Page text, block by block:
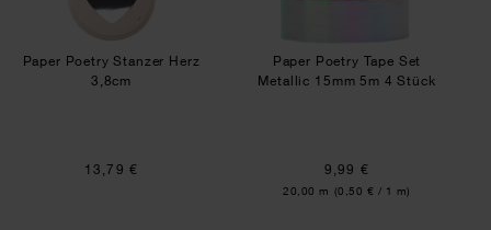
Paper Poetry Stanzer Herz
3,8cm
13,79 €
Paper Poetry Tape Set
Metallic 15mm 5m 4 Stück
9,99 €
Inhalt:
20,00 m (0,50 € / 1 m)